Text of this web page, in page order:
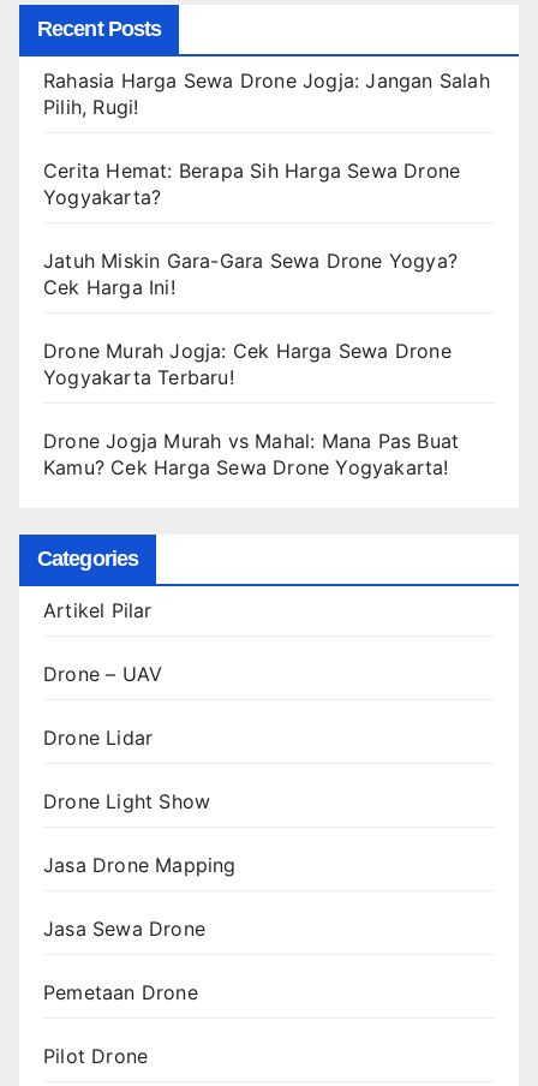
Recent Posts
Rahasia Harga Sewa Drone Jogja: Jangan Salah
Pilih, Rugi!
Cerita Hemat: Berapa Sih Harga Sewa Drone
Yogyakarta?
Jatuh Miskin Gara-Gara Sewa Drone Yogya?
Cek Harga Ini!
Drone Murah Jogja: Cek Harga Sewa Drone
Yogyakarta Terbaru!
Drone Jogja Murah vs Mahal: Mana Pas Buat
Kamu? Cek Harga Sewa Drone Yogyakarta!
Categories
Artikel Pilar
Drone – UAV
Drone Lidar
Drone Light Show
Jasa Drone Mapping
Jasa Sewa Drone
Pemetaan Drone
Pilot Drone